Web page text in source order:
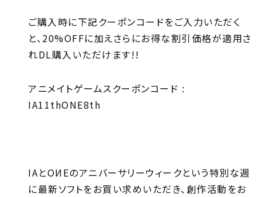
ご購入時に下記クーポンコードをご入力いただく
と、20%OFFに加えさらにお得な割引価格が適用さ
れDL購入いただけます!!
アニメイトゲームスクーポンコード :
IA11thONE8th
IAとOИEのアニバーサリーウィークという特別な週
に最新ソフトをお買い求めいただき、創作活動をお